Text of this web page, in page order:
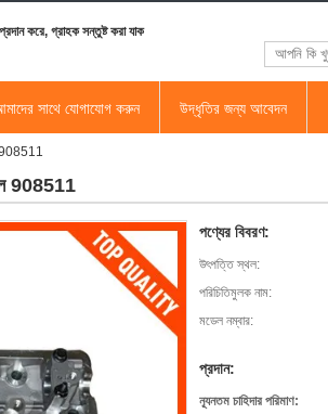
করে, গ্রাহক সন্তুষ্ট করা যাক
সাথে যোগাযোগ করুন উদ্ধৃতির জন্য আবেদন
908511
908511
পণ্যের বিবরণ:
উৎপত্তি স্থল:
পরিচিতিমুলক নাম:
মডেল নম্বার:
প্রদান:
ন্যূনতম চাহিদার পরিমাণ: